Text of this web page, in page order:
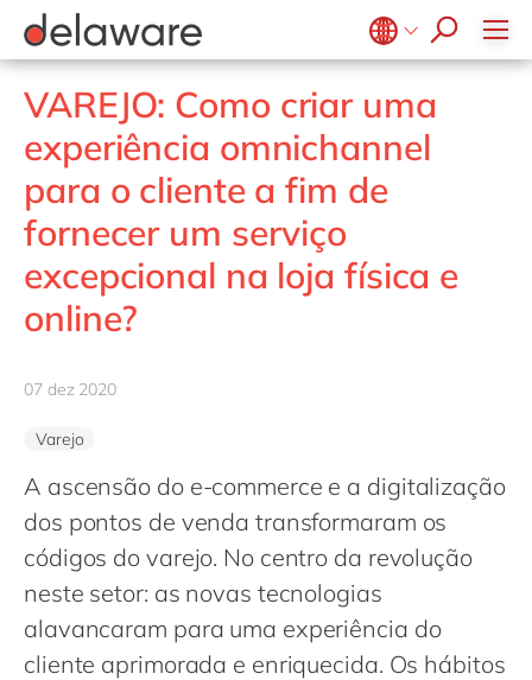
Belgium en
fr
Brazil
China
France
Germany
Hungary
India
Netherlands
nl
en
Philippines
Singapore
Switzerland
UK & Ireland
Diversidade & Inclusão
Responsabilidade Social
VAREJO: Como criar uma
experiência omnichannel
para o cliente a fim de
fornecer um serviço
excepcional na loja física e
online?
07 dez 2020
Varejo
A ascensão do e-commerce e a digitalização
dos pontos de venda transformaram os
códigos do varejo. No centro da revolução
neste setor: as novas tecnologias
alavancaram para uma experiência do
cliente aprimorada e enriquecida. Os hábitos